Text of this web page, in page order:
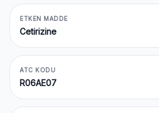
ETKEN MADDE
Cetirizine
ATC KODU
R06AE07